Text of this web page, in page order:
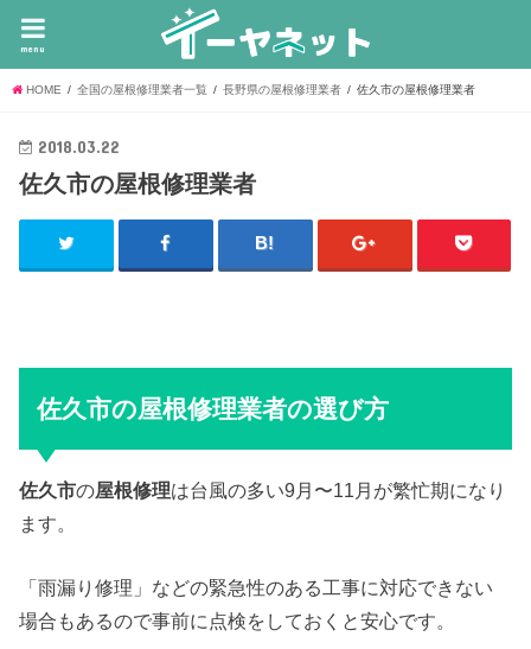
menu
HOME 全国の屋根修理業者一覧 長野県の屋根修理業者 佐久市の屋根修理業者
2018.03.22
佐久市の屋根修理業者
佐久市の屋根修理業者の選び方
佐久市の屋根修理は台風の多い9月〜11月が繁忙期になり
ます。
「雨漏り修理」などの緊急性のある工事に対応できない
場合もあるので事前に点検をしておくと安心です。